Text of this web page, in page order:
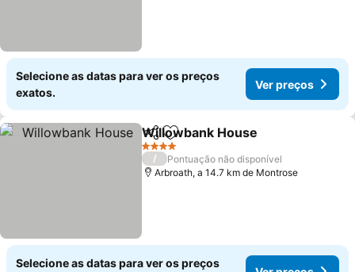
Selecione as datas para ver os preços
exatos.
Ver preços
PartilharAdicionar aos favoritos
Willowbank House
4 Estrelas
/
Pontuação não disponível
Arbroath, a 14.7 km de Montrose
Selecione as datas para ver os preços